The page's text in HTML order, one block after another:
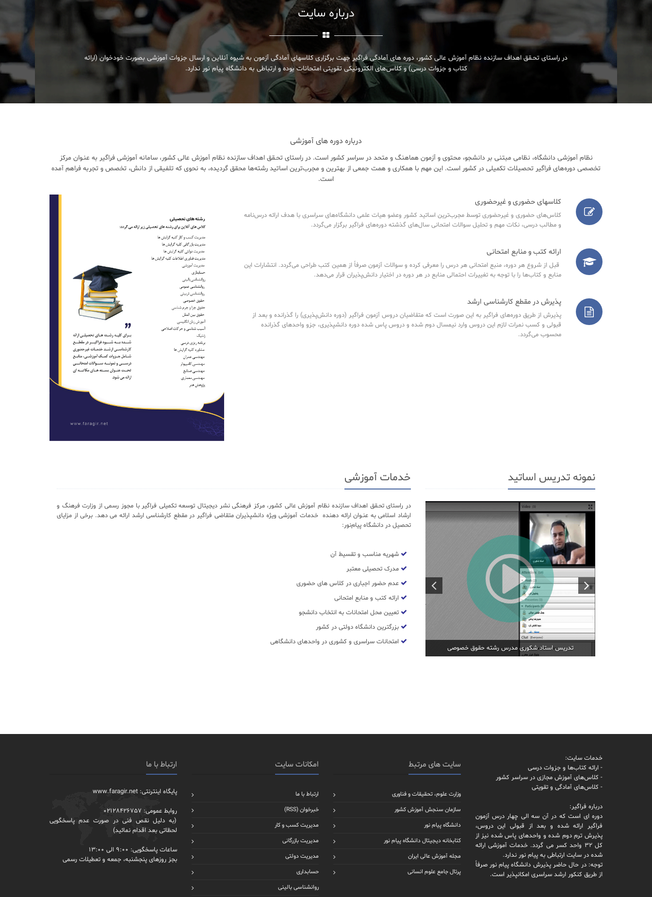
درباره سایت
در راستای تحـقق اهداف سازنده نظام آموزش عالی کشور، دوره های آمادگی فراگیر جهت برگزاری کلاسهای آمادگی آزمون به شیوه آنلاین و ارسال جزوات آموزشی بصورت خودخوان (ارائه
کتاب و جزوات درسی) و کلاس‌های الکترونیکی تقویتی امتحانات بوده و ارتباطی به دانشگاه پیام نور ندارد.
درباره دوره های آموزشی
نظام آموزشی دانشگاه، نظامی مبتنی بر دانشجو، محتوی و آزمون هماهنگ و متحد در سراسر کشور است. در راستای تحـقق اهداف سازنده نظام آموزش عالی کشور، سامانه آموزشی فراگیر به عنـوان مرکز
تخصصی دوره‌های فراگیر تحصیلات تکمیلی در کشور است. این مهم با همکاری و همت جمعی از بهترین و مجرب‌ترین اساتید رشته‌ها محقق گردیده، به نحوی که تلفیقی از دانش، تخصص و تجربه فراهم آمده
است.
کلاسهای حضوری و غیرحضوری
کلاس‌های حضوری و غیرحضوری توسط مجرب‌ترین اساتید کشور وعضو هیات علمی دانشگاه‌های سراسری با هدف ارائه درس‌نامه‌
و مطالب درسی، نکات مهم و تحلیل سوالات امتحانی سال‌های گذشته دوره‌های فراگیر برگزار می‌گردد.
ارائه کتب و منابع امتحانی
قبل از شروع هر دوره، منبع امتحانی هر درس را معرفی کرده و سوالات آزمون صرفاً از همین کتب طراحی می‌گردد. انتشارات این
منابع و کتاب‌ها را با توجه به تغییرات احتمالی منابع در هر دوره در اختیار دانش‌پذیران قرار می‌دهد.
پذیرش در مقطع کارشناسی ارشد
پذیرش از طریق دوره‌های فراگیر به این صورت است که متقاضیان دروس آزمون فراگیر (دوره دانش‌پذیری) را گذرانده و بعد از
قبولی و کسب نمرات لازم این دروس وارد نیمسال دوم شده و دروس پاس شده دوره دانشپذیری، جزو واحدهای گذرانده
محسوب می‌گردد.
نمونه تدریس اساتید
تدریس استاد شکوری مدرس رشته حقوق خصوصی
خدمات آموزشی
در راستای تحـقق اهداف سازنده نظام آموزش عالی کشور، مرکز فرهنگی نشر دیجیتال توسعه تکمیلی فراگیر با مجوز رسمی از وزارت فرهنگ و
ارشاد اسلامی به عنـوان ارائه دهنده خدمات آموزشی ویژه دانشپذیران متقاضی فراگیر در مقطع کارشناسی ارشد ارائه می دهد. برخی از مزایای
تحصیل در دانشگاه پیام‌نور:
شهریه مناسب و تقسیط آن
مدرک تحصیلی معتبر
عدم حضور اجباری در کلاس های حضوری
ارائه کتب و منابع امتحانی
تعیین محل امتحانات به انتخاب دانشجو
بزرگترین دانشگاه دولتی در کشور
امتحانات سراسری و کشوری در واحدهای دانشگاهی
خدمات سایت:
- ارائه کتاب‌ها و جزوات درسی
- کلاس‌های آموزش مجازی در سراسر کشور
- کلاس‌های آمادگی و تقویتی
درباره فراگیر:
دوره ای است که در آن سه الی چهار درس آزمون
فراگیر ارائه شده و بعد از قبولی این دروس،
پذیرش ترم دوم شده و واحدهای پاس شده نیز از
کل 32 واحد کسر می گردد. خدمات آموزشی ارائه
شده در سایت ارتباطی به پیام نور ندارد.
توجه: در حال حاضر پذیرش دانشگاه پیام نور صرفاً
از طریق کنکور ارشد سراسری امکانپذیر است.
سایت های مرتبط
وزارت علوم، تحقیقات و فناوری
سازمان سنجش آموزش کشور
دانشگاه پیام نور
کتابخانه دیجیتال دانشگاه پیام نور
مجله آموزش عالی ایران
پرتال جامع علوم انسانی
امکانات سایت
ارتباط با ما
خبرخوان (RSS)
مدیریت کسب و کار
مدیریت بازرگانی
مدیریت دولتی
حسابداری
روانشناسی بالینی
ارتباط با ما
پایگاه اینترنتی: www.faragir.net
روابط عمومی: 02128426757
(به دلیل نقص فنی در صورت عدم پاسخگویی
لحظاتی بعد اقدام نمائید)
ساعات پاسخگویی: 9:00 الی 13:00
بجز روزهای پنجشنبه، جمعه و تعطیلات رسمی